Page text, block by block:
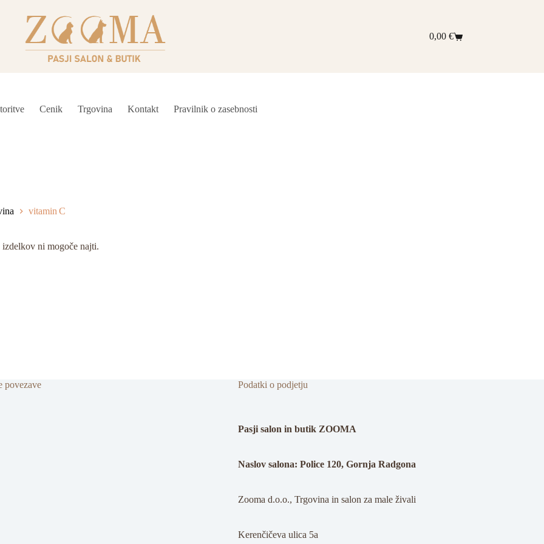
Shopping
0,00 €
Cenik Trgovina Kontakt Pravilnik o zasebnosti
vitamin C
ni mogoče najti.
povezave Podatki o podjetju
Pasji salon in butik ZOOMA
Naslov salona: Police 120, Gornja Radgona
Zooma d.o.o., Trgovina in salon za male živali
Kerenčičeva ulica 5a